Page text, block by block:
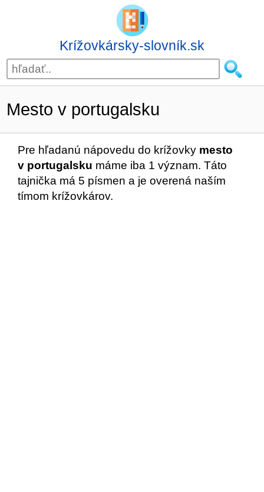
Krížovkársky-slovník.sk
Mesto v portugalsku
Pre hľadanú nápovedu do krížovky mesto
v portugalsku máme iba 1 význam. Táto
tajnička má 5 písmen a je overená naším
tímom krížovkárov.